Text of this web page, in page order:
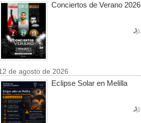
Conciertos de Verano 2026
de agosto de 2026
Eclipse Solar en Melilla